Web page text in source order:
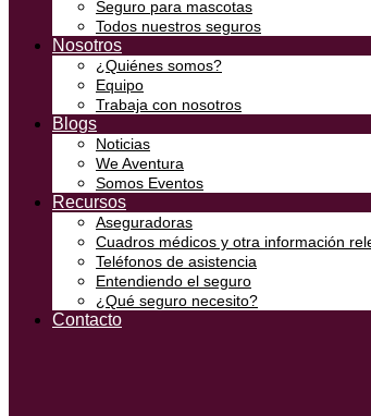
Seguro para mascotas
Todos nuestros seguros
Nosotros
¿Quiénes somos?
Equipo
Trabaja con nosotros
Blogs
Noticias
We Aventura
Somos Eventos
Recursos
Aseguradoras
Cuadros médicos y otra información
Teléfonos de asistencia
Entendiendo el seguro
¿Qué seguro necesito?
Contacto